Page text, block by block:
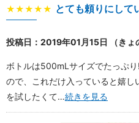
★★★★★ とても頼りにして
投稿日：2019年01月15日 （き
ボトルは500mLサイズでたっぷ
ので、これだけ入っていると嬉
を試したくて…続きを見る